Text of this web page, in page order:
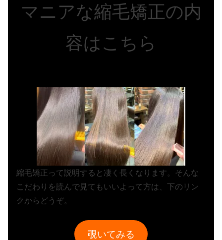
マニアな縮毛矯正の内
容はこちら
縮毛矯正って説明すると凄く長くなります。そんな
こだわりを読んで見てもいいよって方は、下のリン
クからどうぞ。
覗いてみる